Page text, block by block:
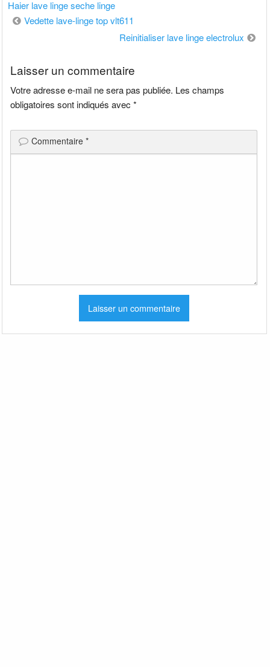
Haier lave linge seche linge
Navigation
Vedette lave-linge top vlt611
Reinitialiser lave linge electrolux
Laisser un commentaire
Votre adresse e-mail ne sera pas publiée. Les champs
obligatoires sont indiqués avec*
Commentaire*